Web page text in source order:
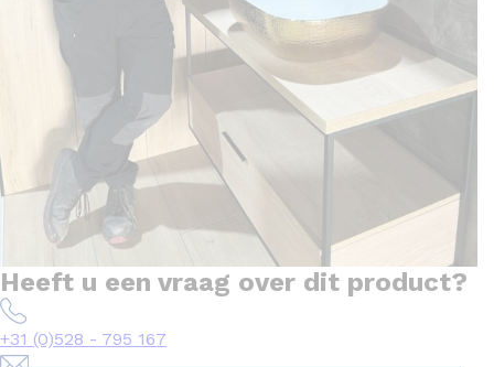
Heeft u een vraag over dit product?
+31 (0)528 - 795 167